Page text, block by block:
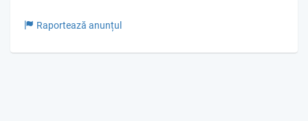
Raportează anunțul